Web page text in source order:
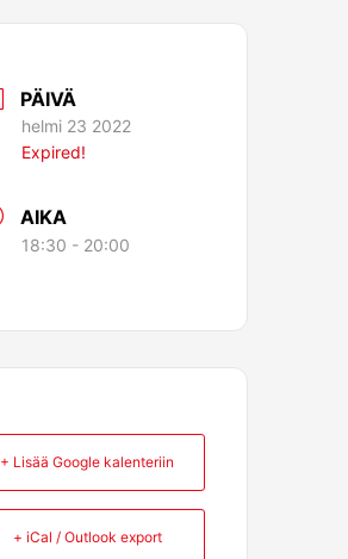
PÄIVÄ
helmi 23 2022
Expired!
AIKA
18:30 - 20:00
+ Lisää Google kalenteriin
+ iCal / Outlook export